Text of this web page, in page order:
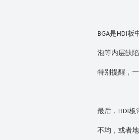
BGA是HDI板
泡等内层缺
特别提醒，
最后， HDI板
不均，或者